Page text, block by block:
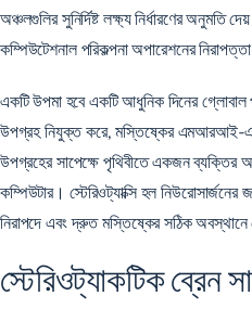
অঞ্চলগুলির সুনির্দিষ্ট লক্ষ্য নির্ধারণের অনুমতি
কম্পিউটেশনাল পরিকল্পনা অপারেশনের
একটি উপমা হবে একটি আধুনিক দিনের
উপগ্রহ নিযুক্ত করে, মস্তিষ্কের এমআরআই-এর
উপগ্রহের সাপেক্ষে পৃথিবীতে একজন ব্যক্তির
কম্পিউটার। স্টেরিওট্যাক্সি হল
নিরাপদে এবং দ্রুত মস্তিষ্কের সঠিক
স্টেরিওট্যাকটিক ব্রেন